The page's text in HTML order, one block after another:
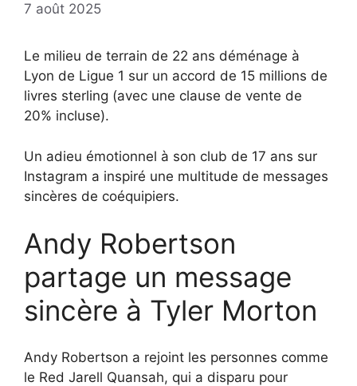
7 août 2025
Le milieu de terrain de 22 ans déménage à
Lyon de Ligue 1 sur un accord de 15 millions de
livres sterling (avec une clause de vente de
20% incluse).
Un adieu émotionnel à son club de 17 ans sur
Instagram a inspiré une multitude de messages
sincères de coéquipiers.
Andy Robertson
partage un message
sincère à Tyler Morton
Andy Robertson a rejoint les personnes comme
le Red Jarell Quansah, qui a disparu pour